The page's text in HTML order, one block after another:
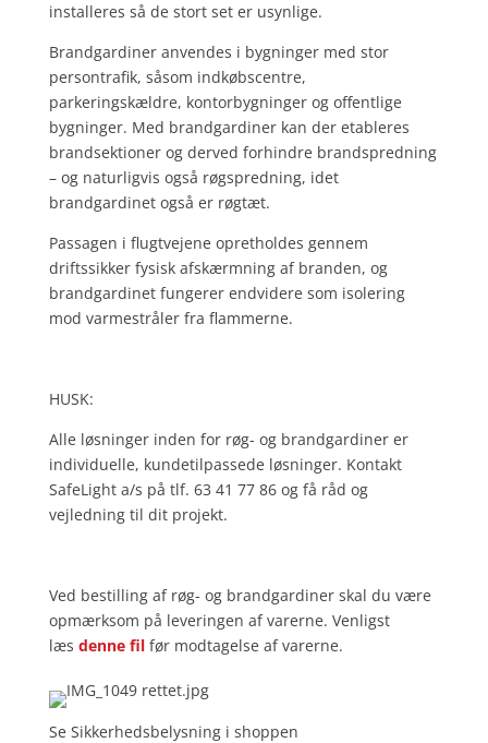
installeres så de stort set er usynlige.
Brandgardiner anvendes i bygninger med stor
persontrafik, såsom indkøbscentre,
parkeringskældre, kontorbygninger og offentlige
bygninger. Med brandgardiner kan der etableres
brandsektioner og derved forhindre brandspredning
– og naturligvis også røgspredning, idet
brandgardinet også er røgtæt.
Passagen i flugtvejene opretholdes gennem
driftssikker fysisk afskærmning af branden, og
brandgardinet fungerer endvidere som isolering
mod varmestråler fra flammerne.
HUSK:
Alle løsninger inden for røg- og brandgardiner er
individuelle, kundetilpassede løsninger. Kontakt
SafeLight a/s på tlf. 63 41 77 86 og få råd og
vejledning til dit projekt.
Ved bestilling af røg- og brandgardiner skal du være
opmærksom på leveringen af varerne. Venligst
læs denne fil før modtagelse af varerne.
Se Sikkerhedsbelysning i shoppen